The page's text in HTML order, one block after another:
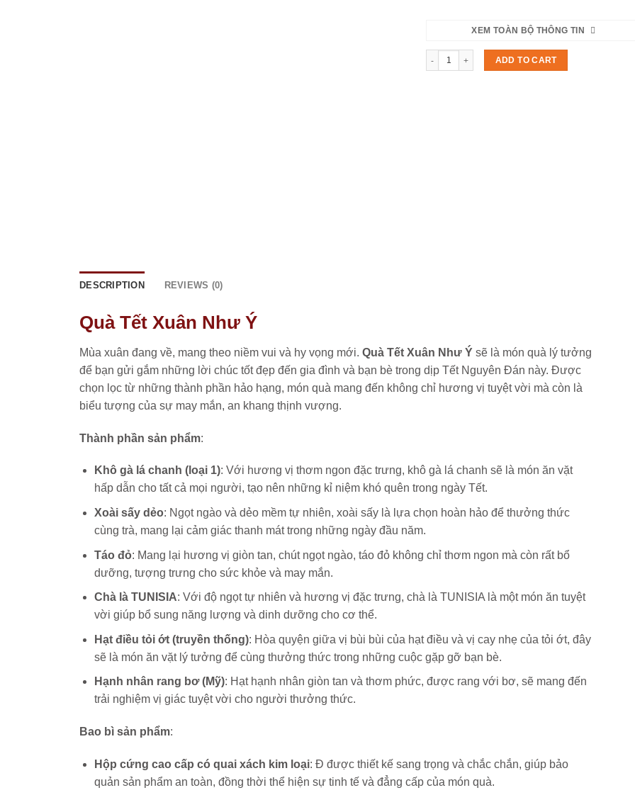
XEM TOÀN BỘ THÔNG TIN
ADD TO CART
DESCRIPTION REVIEWS (0)
Quà Tết Xuân Như Ý
Mùa xuân đang về, mang theo niềm vui và hy vọng mới. Quà Tết Xuân Như Ý sẽ là món quà lý tưởng
để bạn gửi gắm những lời chúc tốt đẹp đến gia đình và bạn bè trong dịp Tết Nguyên Đán này. Được
chọn lọc từ những thành phần hảo hạng, món quà mang đến không chỉ hương vị tuyệt vời mà còn là
biểu tượng của sự may mắn, an khang thịnh vượng.
Thành phần sản phẩm:
Khô gà lá chanh (loại 1): Với hương vị thơm ngon đặc trưng, khô gà lá chanh sẽ là món ăn vặt
hấp dẫn cho tất cả mọi người, tạo nên những kỉ niệm khó quên trong ngày Tết.
Xoài sấy dẻo: Ngọt ngào và dẻo mềm tự nhiên, xoài sấy là lựa chọn hoàn hảo để thưởng thức
cùng trà, mang lại cảm giác thanh mát trong những ngày đầu năm.
Táo đỏ: Mang lại hương vị giòn tan, chút ngọt ngào, táo đỏ không chỉ thơm ngon mà còn rất bổ
dưỡng, tượng trưng cho sức khỏe và may mắn.
Chà là TUNISIA: Với độ ngọt tự nhiên và hương vị đặc trưng, chà là TUNISIA là một món ăn tuyệt
vời giúp bổ sung năng lượng và dinh dưỡng cho cơ thể.
Hạt điều tỏi ớt (truyền thống): Hòa quyện giữa vị bùi bùi của hạt điều và vị cay nhẹ của tỏi ớt, đây
sẽ là món ăn vặt lý tưởng để cùng thưởng thức trong những cuộc gặp gỡ bạn bè.
Hạnh nhân rang bơ (Mỹ): Hạt hạnh nhân giòn tan và thơm phức, được rang với bơ, sẽ mang đến
trải nghiệm vị giác tuyệt vời cho người thưởng thức.
Bao bì sản phẩm:
Hộp cứng cao cấp có quai xách kim loại: Đ được thiết kế sang trọng và chắc chắn, giúp bảo
quản sản phẩm an toàn, đồng thời thể hiện sự tinh tế và đẳng cấp của món quà.